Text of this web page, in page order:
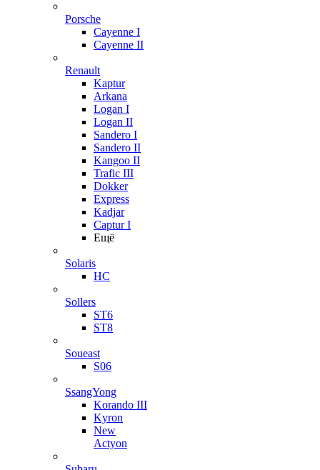
Porsche
Cayenne I
Cayenne II
Renault
Kaptur
Arkana
Logan I
Logan II
Sandero I
Sandero II
Kangoo II
Trafic III
Dokker
Express
Kadjar
Captur I
Ещё
Solaris
HC
Sollers
ST6
ST8
Soueast
S06
SsangYong
Korando III
Kyron
New
Actyon